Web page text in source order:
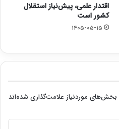
اقتدار علمی، پیش‌نیاز استقلال
کشور است
۱۴۰۵-۰۵-۱۵
بخش‌های موردنیاز علامت‌گذاری شده‌اند